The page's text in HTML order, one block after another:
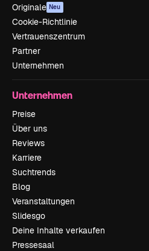
Originale Neu
Cookie-Richtlinie
Vertrauenszentrum
Partner
Unternehmen
Unternehmen
Preise
Über uns
Reviews
Karriere
Suchtrends
Blog
Veranstaltungen
Slidesgo
Deine Inhalte verkaufen
Pressesaal